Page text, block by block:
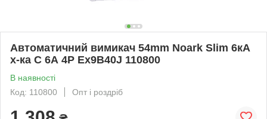
Автоматичний вимикач 54mm Noark Slim 6кА
х-ка C 6А 4P Ex9B40J 110800
В наявності
Код: 110800
Опт і роздріб